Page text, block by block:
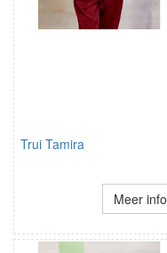
Trui Tamira
Meer info